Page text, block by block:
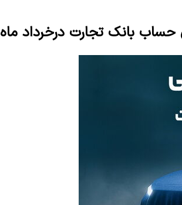
حساب بانک تجارت درخرداد ماه